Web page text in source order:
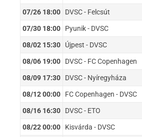
07/26 18:00 DVSC - Felcsút
07/30 18:00 Pyunik - DVSC
08/02 15:30 Újpest - DVSC
08/06 19:00 DVSC - FC Copenhagen
08/09 17:30 DVSC - Nyíregyháza
08/12 00:00 FC Copenhagen - DVSC
08/16 16:30 DVSC - ETO
08/22 00:00 Kisvárda - DVSC